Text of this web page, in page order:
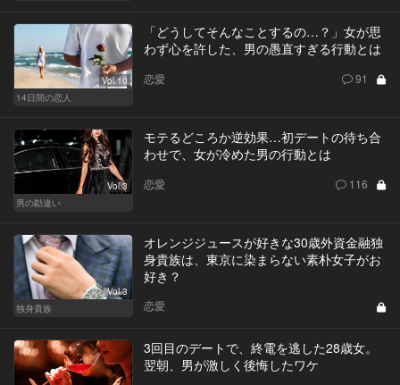
Vol.10
14日間の恋人
「どうしてそんなことするの…？」女が思
わず心を許した、男の愚直すぎる行動とは
恋愛 91
Vol.3
男の勘違い
モテるどころか逆効果…初デートの待ち合
わせで、女が冷めた男の行動とは
恋愛 116
Vol.3
独身貴族
オレンジジュースが好きな30歳外資金融独
身貴族は、東京に染まらない素朴女子がお
好き？
恋愛
3回目のデートで、終電を逃した28歳女。
翌朝、男が激しく後悔したワケ